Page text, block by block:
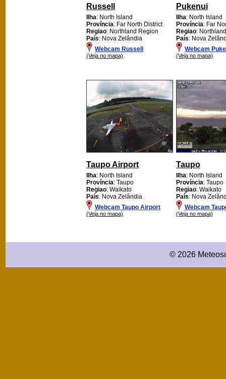
Russell
Ilha: North Island
Província: Far North District
Regiao: Northland Region
País: Nova Zelândia
Webcam Russell
(Veja no mapa)
Pukenui
Ilha: North Island
Província: Far
Regiao:
País: Nova
Webcam
(Veja no mapa)
Taupo Airport
Ilha: North Island
Província: Taupo
Regiao: Waikato
País: Nova Zelândia
Webcam Taupo Airport
(Veja no mapa)
Taupo
Ilha: North Island
Província: Taupo
Regiao: Waikato
País: Nova
Webcam
(Veja no mapa)
© 2026